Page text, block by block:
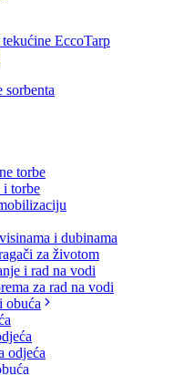
EccoTarp
sorbenta
torbe
i torbe
i dubinama
za životom
i rad na vodi
za rad na vodi
obuća
odjeća